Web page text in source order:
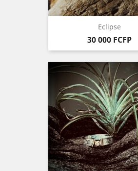
Eclipse
Prix
30 000 FCFP